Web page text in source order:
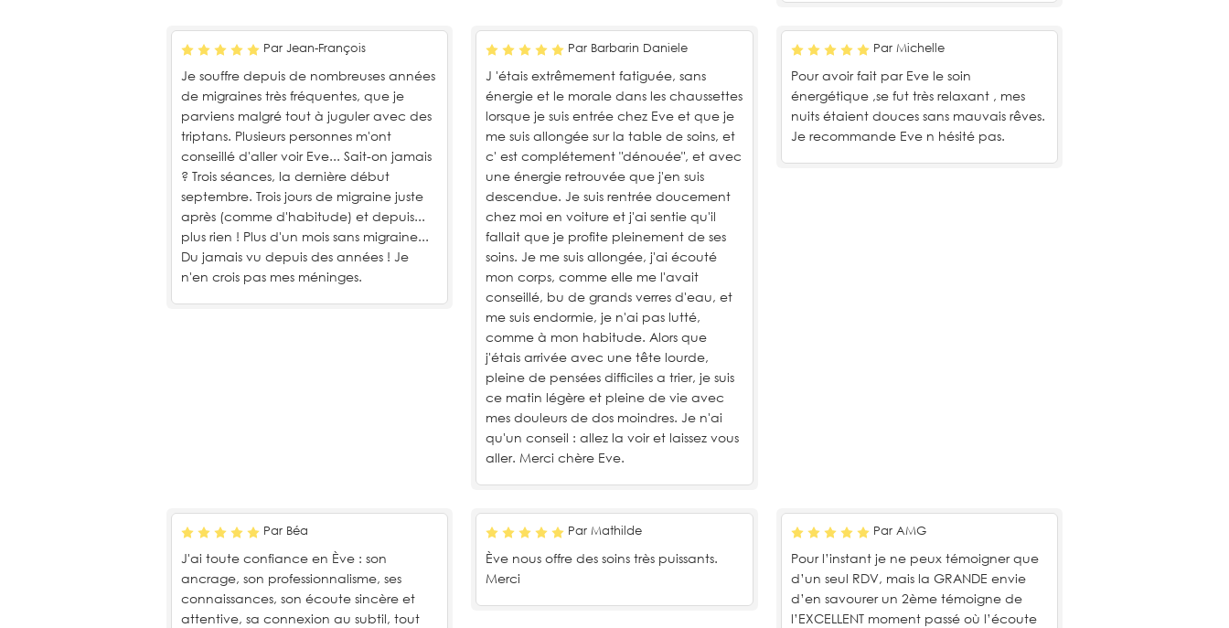
Par Jean-François
Je souffre depuis de nombreuses années
de migraines très fréquentes, que je
parviens malgré tout à juguler avec des
triptans. Plusieurs personnes m'ont
conseillé d'aller voir Eve... Sait-on jamais
? Trois séances, la dernière début
septembre. Trois jours de migraine juste
après (comme d'habitude) et depuis...
plus rien ! Plus d'un mois sans migraine...
Du jamais vu depuis des années ! Je
n'en crois pas mes méninges.
Par Barbarin Daniele
J 'étais extrêmement fatiguée, sans
énergie et le morale dans les chaussettes
lorsque je suis entrée chez Eve et que je
me suis allongée sur la table de soins, et
c' est complétement "dénouée", et avec
une énergie retrouvée que j'en suis
descendue. Je suis rentrée doucement
chez moi en voiture et j'ai sentie qu'il
fallait que je profite pleinement de ses
soins. Je me suis allongée, j'ai écouté
mon corps, comme elle me l'avait
conseillé, bu de grands verres d'eau, et
me suis endormie, je n'ai pas lutté,
comme à mon habitude. Alors que
j'étais arrivée avec une tête lourde,
pleine de pensées difficiles a trier, je suis
ce matin légère et pleine de vie avec
mes douleurs de dos moindres. Je n'ai
qu'un conseil : allez la voir et laissez vous
aller. Merci chère Eve.
Par Michelle
Pour avoir fait par Eve le soin
énergétique ,se fut très relaxant , mes
nuits étaient douces sans mauvais rêves.
Je recommande Eve n hésité pas.
Par Béa
J'ai toute confiance en Ève : son
ancrage, son professionnalisme, ses
connaissances, son écoute sincère et
attentive, sa connexion au subtil, tout
Par Mathilde
Ève nous offre des soins très puissants.
Merci
Par AMG
Pour l’instant je ne peux témoigner que
d’un seul RDV, mais la GRANDE envie
d’en savourer un 2ème témoigne de
l’EXCELLENT moment passé où l’écoute